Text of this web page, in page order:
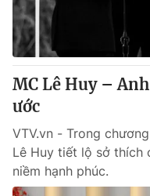
MC Lê Huy –
ước
VTV.vn - Trong
Lê Huy tiết lộ sở thích
niềm hạnh phúc.